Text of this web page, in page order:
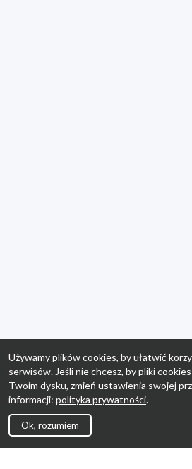
Używamy plików cookies, by ułatwić
serwisów. Jeśli nie chcesz, by pliki
Twoim dysku, zmień ustawienia swojej
informacji: polityka prywatności.
Ok, rozumiem